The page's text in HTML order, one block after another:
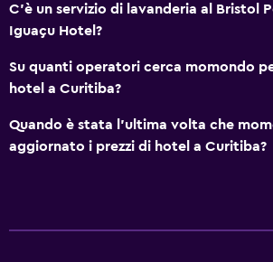
C'è un servizio di lavanderia al Bristol
Iguaçu Hotel?
Su quanti operatori cerca momondo
hotel a Curitiba?
Quando è stata l'ultima volta che
aggiornato i prezzi di hotel a Curitiba?